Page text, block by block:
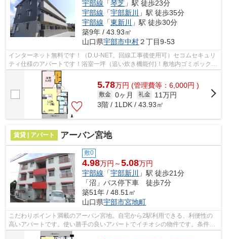
宇部線 「琴芝 」駅 徒歩23分
宇部線 「宇部新川
」駅 徒歩35分
宇部線 「東新川
」駅 徒歩30分
築9年 / 43.93㎡
山口県宇部市中村２丁目9-53
インターネット無料です！（D.U-NET。回線工事後使用可）セコムセキュリ
ティ仕様のアパートです！浴室一坪（追い炊き機能付)！敷地内ゴミボックス
有（民間業者回収）
5.78万円 (管理費等：6,000円 )
敷金 0ヶ月 礼金
11万円
3階 / 1LDK / 43.93㎡
賃貸 | アパート アーバン宮地
敷0
4.98万円～5.08万円
宇部線 「宇部新川
」駅 徒歩21分
「沼」バス停下車 徒歩7分
築51年 / 48.51㎡
山口県宇部市宮地町
こだわりポイント満載のアーバン宮地。自宅から2駅利用できる、利便性の
高いアパートです。使い勝手の良いアパートでイチオシの物件です。条件の
中からご希望の物件が見つからない場合...